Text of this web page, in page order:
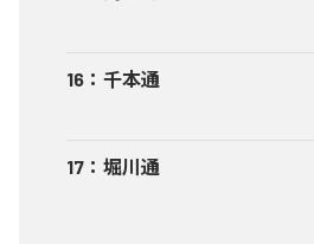
16 ： 千本通
17 ： 堀川通